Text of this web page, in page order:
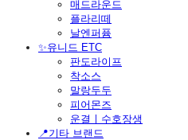
매드라운드
플라리떼
날엔퍼퓸
​✨유니드 ETC
판도라이프
착소스
말랑두두
피어몬즈
운결ㅣ수호장생
📍기타 브랜드